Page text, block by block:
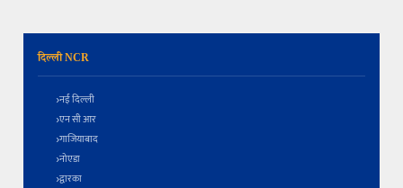
दिल्ली NCR
नई दिल्ली
एन सी आर
गाजियाबाद
नोएडा
द्वारका